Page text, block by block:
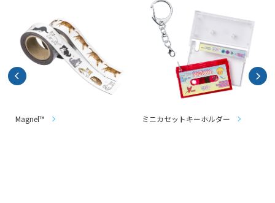
Magnel™ ミニカセットキーホルダー